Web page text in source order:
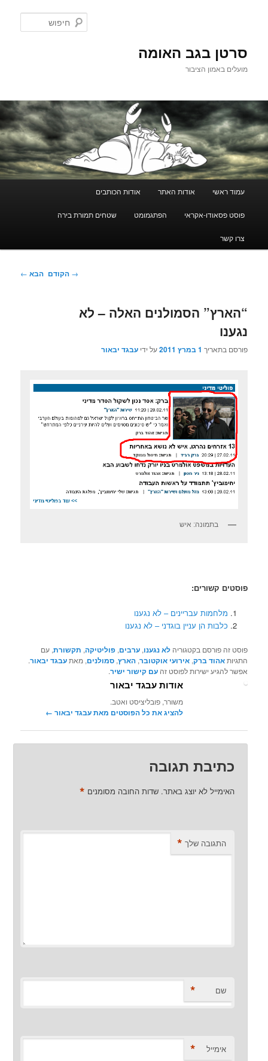
סרטן בגב האומה
מועלים באמון הציבור
עמוד ראשי אודות האתר אודות הכותבים
פוסט פסאודו-אקראי הפתגמומט שטחים תמורת בירה
צרו קשר
ניווט
→ הקודם הבא ←
“הארץ” הסמולנים האלה – לא
נגענו
פורסם בתאריך 1 במרץ 2011 על ידיעבגד יבאור
בתמונה: איש
פוסטים קשורים:
מלחמות עבריינים – לא נגענו
כלבות הן עניין בוגדני – לא נגענו
פוסט זה פורסם בקטגוריהלא נגענו,ערבים,פוליטיקה, תקשורת, עם
התגיותאהוד ברק,אירועי אוקטובר,הארץ,סמולנים, מאתעבגד יבאור.
אפשר להגיע ישירות לפוסט זהעם קישור ישיר.
אודות עבגד יבאור
משורר, פובליציסט ואטב.
להציג את כל הפוסטים מאת עבגד יבאור‏ ←
כתיבת תגובה
האימייל לא יוצג באתר. שדות החובה מסומנים *
התגובה שלך *
שם *
אימייל *